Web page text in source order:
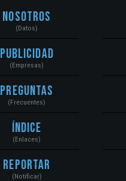
Nosotros
(Datos)
Publicidad
(Empresas)
Preguntas
(Frecuentes)
Índice
(Enlaces)
Reportar
(Notificar)